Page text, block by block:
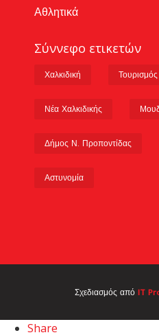
Αθλητικά
Σύννεφο ετικετών
Χαλκιδική Τουρισμός
Νέα Χαλκιδικής
Δήμος Ν. Προποντίδας
Αστυνομία
Σχεδιασμός από IT
Share